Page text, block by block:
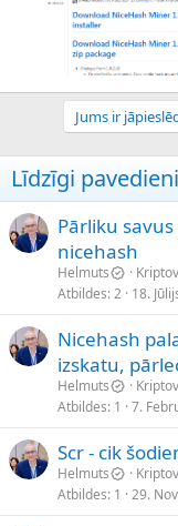
Jums ir
Līdzīgi pavedieni
Pārliku
nicehash
Helmuts
Atbildes 2 18.
Nicehash
izskatu,
Helmuts
Atbildes 1 7.
Scr - cik
Helmuts
Atbildes 1 29.